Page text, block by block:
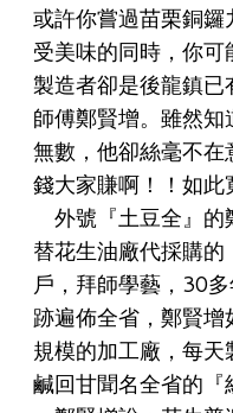
或許你嘗過苗栗銅
受美味的同時，你
製造者卻是後龍鎮
師傅鄭賢增。雖然
無數，他卻絲毫不
錢大家賺啊！！如此
外號『土豆全』的
替花生油廠代採購
戶，拜師學藝，30
跡遍佈全省，鄭賢
規模的加工廠，每
鹹回甘聞名全省的『